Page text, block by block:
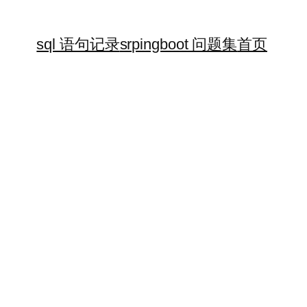
sql 语句记录srpingboot 问题集首页